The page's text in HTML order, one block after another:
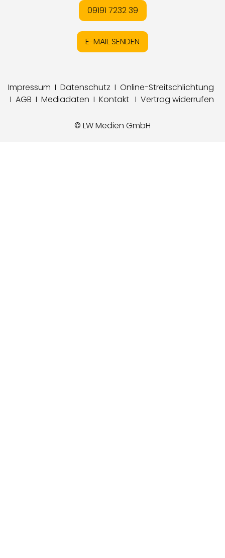
09191 7232 39
E-MAIL SENDEN
Impressum I Datenschutz I Online-Streitschlichtung
I AGB I Mediadaten I Kontakt I Vertrag widerrufen
© LW Medien GmbH